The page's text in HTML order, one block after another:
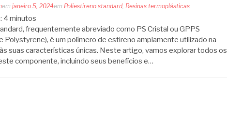
em janeiro 5, 2024em Poliestireno standard, Resinas termoplásticas
4 minutos
frequentemente abreviado como PS Cristal ou GPPS
Polystyrene), é um polímero de estireno amplamente utilizado na
suas características únicas. Neste artigo, vamos explorar todos os
componente, incluindo seus benefícios e…